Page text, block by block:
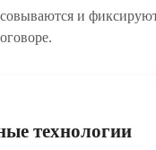
и
технологии